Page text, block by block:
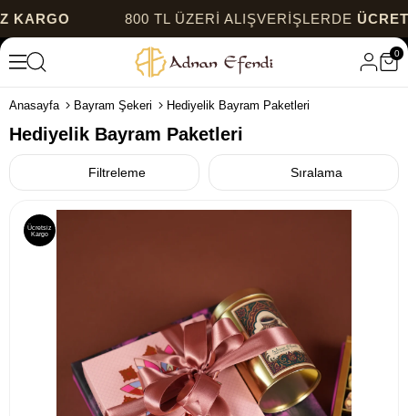
800 TL ÜZERİ ALIŞVERİŞLERDEÜCRETSİZ
0
Anasayfa Bayram Şekeri Hediyelik Bayram Paketleri
Hediyelik Bayram Paketleri
Filtreleme Sıralama
Ücretsiz
Kargo